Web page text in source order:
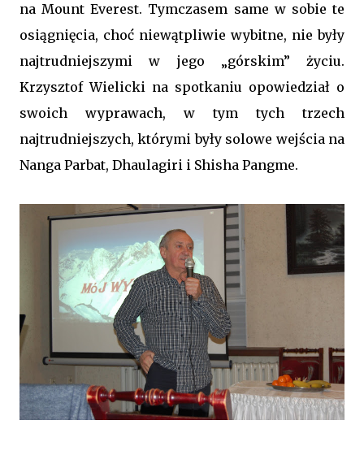
na Mount Everest. Tymczasem same w sobie te
osiągnięcia, choć niewątpliwie wybitne, nie były
najtrudniejszymi w jego „górskim” życiu.
Krzysztof Wielicki na spotkaniu opowiedział o
swoich wyprawach, w tym tych trzech
najtrudniejszych, którymi były solowe wejścia na
Nanga Parbat, Dhaulagiri i Shisha Pangme.